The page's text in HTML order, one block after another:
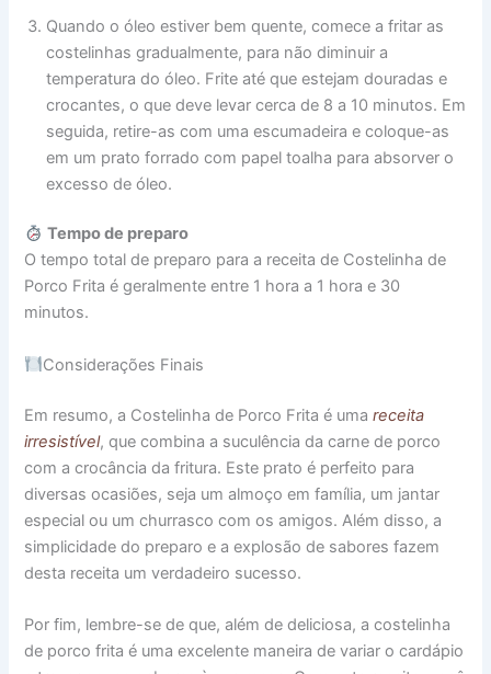
Quando o óleo estiver bem quente, comece a fritar as
costelinhas gradualmente, para não diminuir a
temperatura do óleo. Frite até que estejam douradas e
crocantes, o que deve levar cerca de 8 a 10 minutos. Em
seguida, retire-as com uma escumadeira e coloque-as
em um prato forrado com papel toalha para absorver o
excesso de óleo.
Tempo de preparo
O tempo total de preparo para a receita de Costelinha de
Porco Frita é geralmente entre 1 hora a 1 hora e 30
minutos.
Considerações Finais
Em resumo, a Costelinha de Porco Frita é umareceita
irresistível, que combina a suculência da carne de porco
com a crocância da fritura. Este prato é perfeito para
diversas ocasiões, seja um almoço em família, um jantar
especial ou um churrasco com os amigos. Além disso, a
simplicidade do preparo e a explosão de sabores fazem
desta receita um verdadeiro sucesso.
Por fim, lembre-se de que, além de deliciosa, a costelinha
de porco frita é uma excelente maneira de variar o cardápio